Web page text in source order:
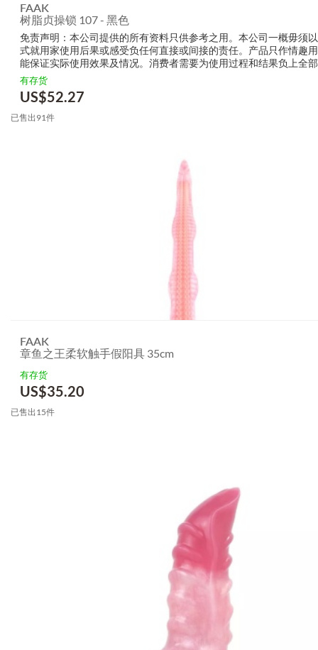
FAAK
树脂贞操锁 107 - 黑色
免责声明：本公司提供的所有资料只供参考之用。本公司一概毋须
式就用家使用后果或感受负任何直接或间接的责任。产品只作情趣
能保证实际使用效果及情况。消费者需要为使用过程和结果负上全
生产商无需要以任何方式为任何直接或间接的失误负责，包括但不
的损毁，受伤或者任何伤害。
有存货
US$52.27
已售出91件
FAAK
章鱼之王柔软触手假阳具 35cm
有存货
US$35.20
已售出15件